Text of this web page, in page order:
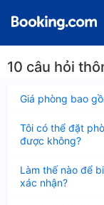
10 câu hỏi
Giá phòng bao
thu
Tôi có thể đặt
được không?
thu
gọn
Làm thế nào để
xác nhận?
thu
gọn